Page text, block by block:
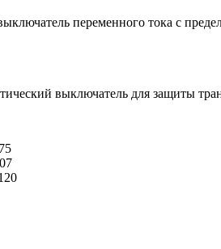
переменного тока с
выключатель для защиты
75